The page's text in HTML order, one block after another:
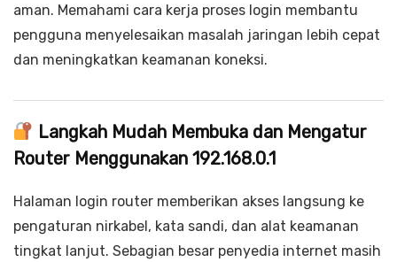
aman. Memahami cara kerja proses login membantu
pengguna menyelesaikan masalah jaringan lebih cepat
dan meningkatkan keamanan koneksi.
Langkah Mudah Membuka dan Mengatur
Router Menggunakan 192.168.0.1
Halaman login router memberikan akses langsung ke
pengaturan nirkabel, kata sandi, dan alat keamanan
tingkat lanjut. Sebagian besar penyedia internet masih